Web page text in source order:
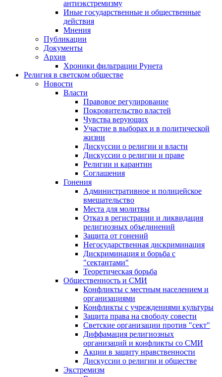
антиэкстремизму
Иные государственные и общественные
действия
Мнения
Публикации
Документы
Архив
Хроники фильтрации Рунета
Религия в светском обществе
Новости
Власти
Правовое регулирование
Покровительство властей
Чувства верующих
Участие в выборах и в политической
жизни
Дискуссии о религии и власти
Дискуссии о религии и праве
Религии и карантин
Соглашения
Гонения
Административное и полицейское
вмешательство
Места для молитвы
Отказ в регистрации и ликвидация
религиозных объединений
Защита от гонений
Негосударственная дискриминация
Дискриминация и борьба с
"сектантами"
Теоретическая борьба
Общественность и СМИ
Конфликты с местным населением и
организациями
Конфликты с учреждениями культуры
Защита права на свободу совести
Светские организации против "сект"
Диффамация религиозных
организаций и конфликты со СМИ
Акции в защиту нравственности
Дискуссии о религии и обществе
Экстремизм